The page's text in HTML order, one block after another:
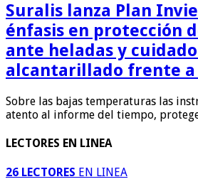
Suralis lanza Plan
énfasis en protección
ante heladas y cuidado
alcantarillado frente a
Sobre las bajas temperaturas las
atento al informe del tiempo,
LECTORES EN LINEA
26 LECTORES EN LINEA